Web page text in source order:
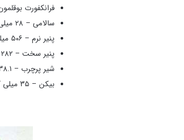
فرانکفورت بوقلمون – ۳۱.۲
سالامی – ۲۸ میلی گرم
پنیر نرم – ۵۰۶ میلی گرم
پنیر سخت – ۲۸۲ میلی گرم
شیر پرچرب – ۳۸.۱ میلی گرم
بیکن – ۳۵ میلی گرم